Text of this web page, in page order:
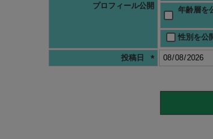
プロフィール公開
年齢層を
性別を公
投稿日